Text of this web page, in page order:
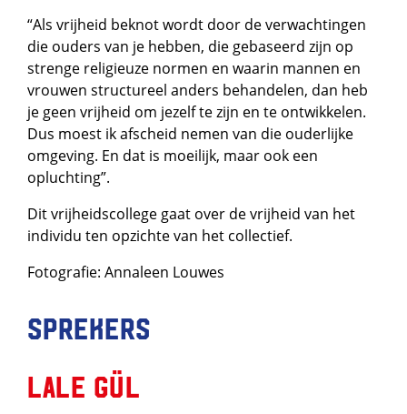
“Als vrijheid beknot wordt door de verwachtingen
die ouders van je hebben, die gebaseerd zijn op
strenge religieuze normen en waarin mannen en
vrouwen structureel anders behandelen, dan heb
je geen vrijheid om jezelf te zijn en te ontwikkelen.
Dus moest ik afscheid nemen van die ouderlijke
omgeving. En dat is moeilijk, maar ook een
opluchting”.
Dit vrijheidscollege gaat over de vrijheid van het
individu ten opzichte van het collectief.
Fotografie: Annaleen Louwes
Sprekers
Lale Gül